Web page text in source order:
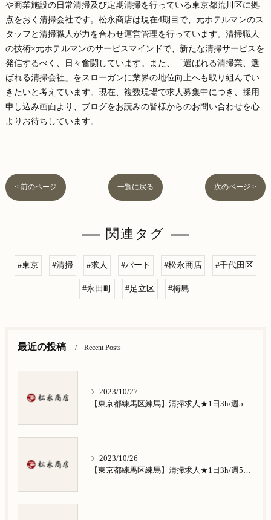
や商業施設の日常清掃及び定期清掃を行っている東京都荒川区に拠
点をおく清掃会社です。松永商店は現在4期目で、元ホテルマンのス
タッフと清掃職人が力を合わせ運営管理を行っています。清掃職人
の技術×元ホテルマンのサービスマインドで、新たな清掃サービスを
発信するべく、日々奮闘しています。また、「選ばれる清掃業、選
ばれる清掃会社」をスローガンに業界の地位向上へも取り組んでい
きたいと考えています。現在、複数現場で求人募集中につき、採用
申し込み画面より、ブログをお読みの皆様からのお問い合わせを心
よりお待ちしています。
< 前のページ 一覧に戻る 次のページ >
関連タグ
#東京 #清掃 #求人 #パート #松永商店 #千代田区
#永田町 #足立区 #梅島
最近の投稿 Recent Posts
2023/10/27
【東京都練馬区練馬】清掃求人★1日3h/週5日/祝日お休み★谷原在住の方歓迎
2023/10/26
【東京都練馬区練馬】清掃求人★1日3h/週5日/祝日お休み★南田中在住の方歓迎